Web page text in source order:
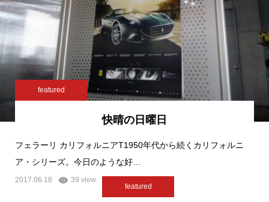
featured
快晴の日曜日
フェラーリ カリフォルニアT1950年代から続くカリフォルニ
ア・シリーズ。今日のような好…
2017.06.18 39 view
featured